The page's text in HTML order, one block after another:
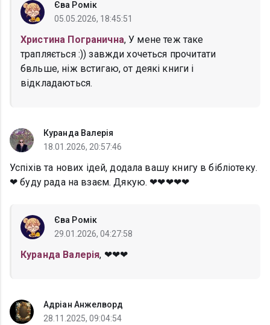
Єва Ромік
05.05.2026, 18:45:51
Христина Погранична, У мене теж таке
трапляється :)) завжди хочеться прочитати
бвльше, ніж встигаю, от деякі книги і
відкладаються.
Куранда Валерія
18.01.2026, 20:57:46
Успіхів та нових ідей, додала вашу книгу в бібліотеку.
❤ буду рада на взаєм. Дякую. ❤❤❤❤❤
Єва Ромік
29.01.2026, 04:27:58
Куранда Валерія, ❤❤❤
Адріан Анжелворд
28.11.2025, 09:04:54